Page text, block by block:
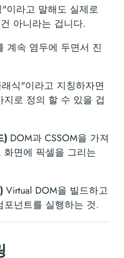
이라고 말해도 실제로
아니라는 겁니다.
계속 염두에 두면서 진
식"이라고 지칭하자면
지로 정의 할 수 있을 겁
) DOM과 CSSOM을 가져
면에 픽셀을 그리는
Virtual DOM을 빌드하고
넌트를 실행하는 것.